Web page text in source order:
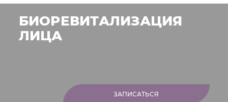
БИОРЕВИТАЛИЗАЦИЯ
ЛИЦА
ЗАПИСАТЬСЯ